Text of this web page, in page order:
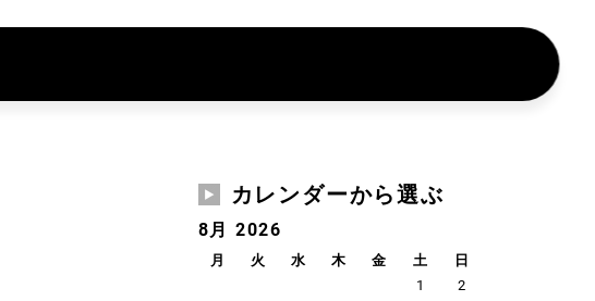
カレンダーから選ぶ
8月 2026
月 火 水 木 金 土
日
1
2